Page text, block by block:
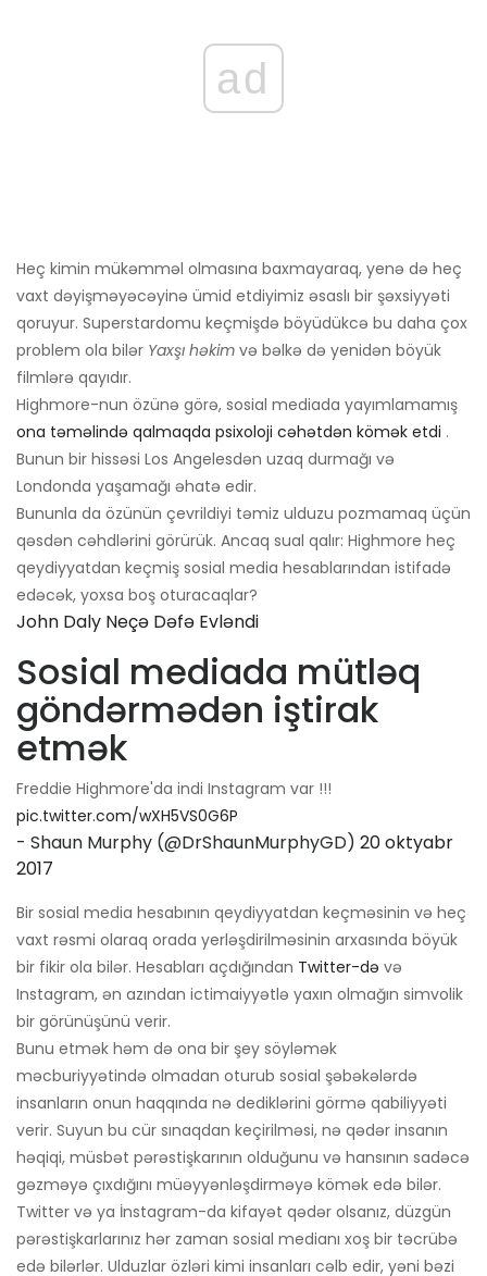
ad
Heç kimin mükəmməl olmasına baxmayaraq, yenə də heç
vaxt dəyişməyəcəyinə ümid etdiyimiz əsaslı bir şəxsiyyəti
qoruyur. Superstardomu keçmişdə böyüdükcə bu daha çox
problem ola bilər Yaxşı həkim və bəlkə də yenidən böyük
filmlərə qayıdır.
Highmore-nun özünə görə, sosial mediada yayımlamamış
ona təməlində qalmaqda psixoloji cəhətdən kömək etdi .
Bunun bir hissəsi Los Angelesdən uzaq durmağı və
Londonda yaşamağı əhatə edir.
Bununla da özünün çevrildiyi təmiz ulduzu pozmamaq üçün
qəsdən cəhdlərini görürük. Ancaq sual qalır: Highmore heç
qeydiyyatdan keçmiş sosial media hesablarından istifadə
edəcək, yoxsa boş oturacaqlar?
John Daly Neçə Dəfə Evləndi
Sosial mediada mütləq
göndərmədən iştirak
etmək
Freddie Highmore'da indi Instagram var !!!
pic.twitter.com/wXH5VS0G6P
- Shaun Murphy (@DrShaunMurphyGD) 20 oktyabr
2017
Bir sosial media hesabının qeydiyyatdan keçməsinin və heç
vaxt rəsmi olaraq orada yerləşdirilməsinin arxasında böyük
bir fikir ola bilər. Hesabları açdığından Twitter-də və
Instagram, ən azından ictimaiyyətlə yaxın olmağın simvolik
bir görünüşünü verir.
Bunu etmək həm də ona bir şey söyləmək
məcburiyyətində olmadan oturub sosial şəbəkələrdə
insanların onun haqqında nə dediklərini görmə qabiliyyəti
verir. Suyun bu cür sınaqdan keçirilməsi, nə qədər insanın
həqiqi, müsbət pərəstişkarının olduğunu və hansının sadəcə
gəzməyə çıxdığını müəyyənləşdirməyə kömək edə bilər.
Twitter və ya İnstagram-da kifayət qədər olsanız, düzgün
pərəstişkarlarınız hər zaman sosial medianı xoş bir təcrübə
edə bilərlər. Ulduzlar özləri kimi insanları cəlb edir, yəni bəzi